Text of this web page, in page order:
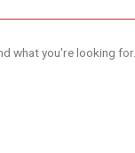
what you're looking for.